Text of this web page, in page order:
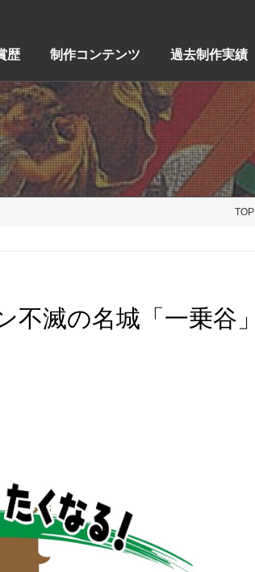
歴 制作コンテンツ 過去制作実績
TOP
滅の名城「一乗谷」